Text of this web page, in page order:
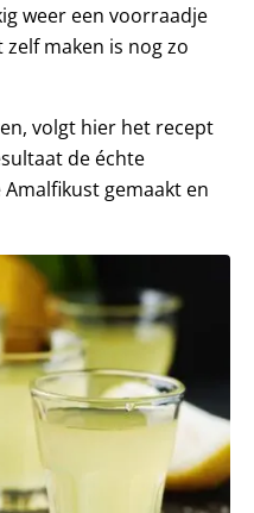
weer een voorraadje
maken is nog zo
volgt hier het recept
de échte
gemaakt en